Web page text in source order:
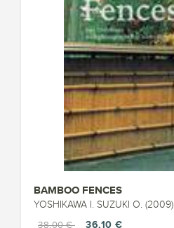
BAMBOO FENCES
YOSHIKAWA I. SUZUKI O. (2009)
38,00 €
36,10 €